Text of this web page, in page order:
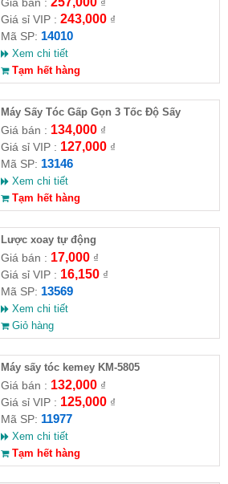
Giá sỉ VIP : 243,000₫
Mã SP: 14010
Xem chi tiết
Tạm hết hàng
Máy Sấy Tóc Gấp Gọn 3 Tốc Độ Sấy
Kemey KM 6834
Giá bán : 134,000₫
Giá sỉ VIP : 127,000₫
Mã SP: 13146
Xem chi tiết
Tạm hết hàng
Lược xoay tự động
Giá bán : 17,000₫
Giá sỉ VIP : 16,150₫
Mã SP: 13569
Xem chi tiết
Giỏ hàng
Máy sấy tóc kemey KM-5805
Giá bán : 132,000₫
Giá sỉ VIP : 125,000₫
Mã SP: 11977
Xem chi tiết
Tạm hết hàng